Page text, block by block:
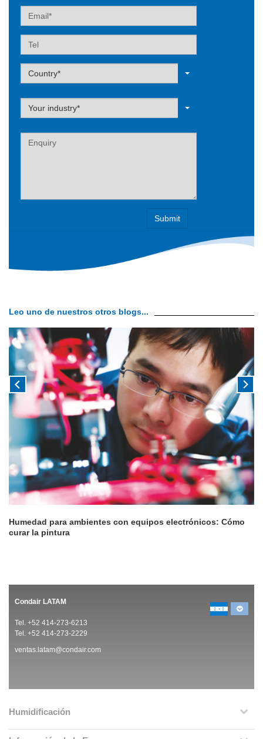
Email
Tel
Label
Country*
Label
Your industry*
Label
Leo uno de nuestros otros blogs...
Humedad para ambientes con equipos electrónicos: Cómo
curar la pintura
Condair LATAM
Tel. +52 414-273-6213
Tel. +52 414-273-2229
ventas.latam@condair.com
Humidificación